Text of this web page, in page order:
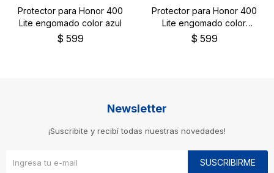
Protector para Honor 400
Lite engomado color azul
$ 599
Protector para Honor 400
Lite engomado color
negro
$ 599
Newsletter
¡Suscribite y recibí todas nuestras novedades!
SUSCRIBIRME